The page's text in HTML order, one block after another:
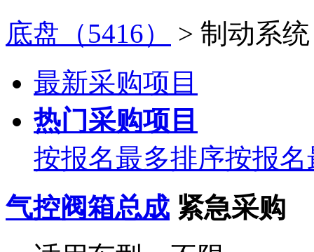
底盘（5416）
> 制动系
最新采购项目
热门采购项目
按报名最多排序按报
气控阀箱总成 紧急采购